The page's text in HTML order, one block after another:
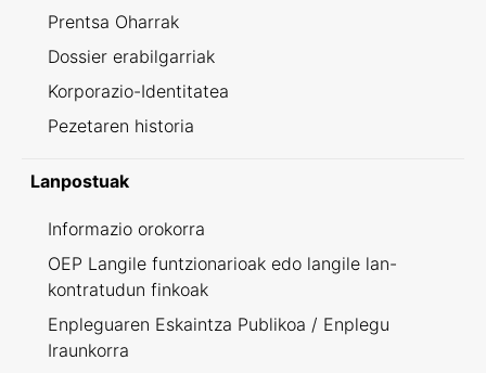
Prentsa Oharrak
Dossier erabilgarriak
Korporazio-Identitatea
Pezetaren historia
Lanpostuak
Informazio orokorra
OEP Langile funtzionarioak edo langile lan-
kontratudun finkoak
Enpleguaren Eskaintza Publikoa / Enplegu
Iraunkorra